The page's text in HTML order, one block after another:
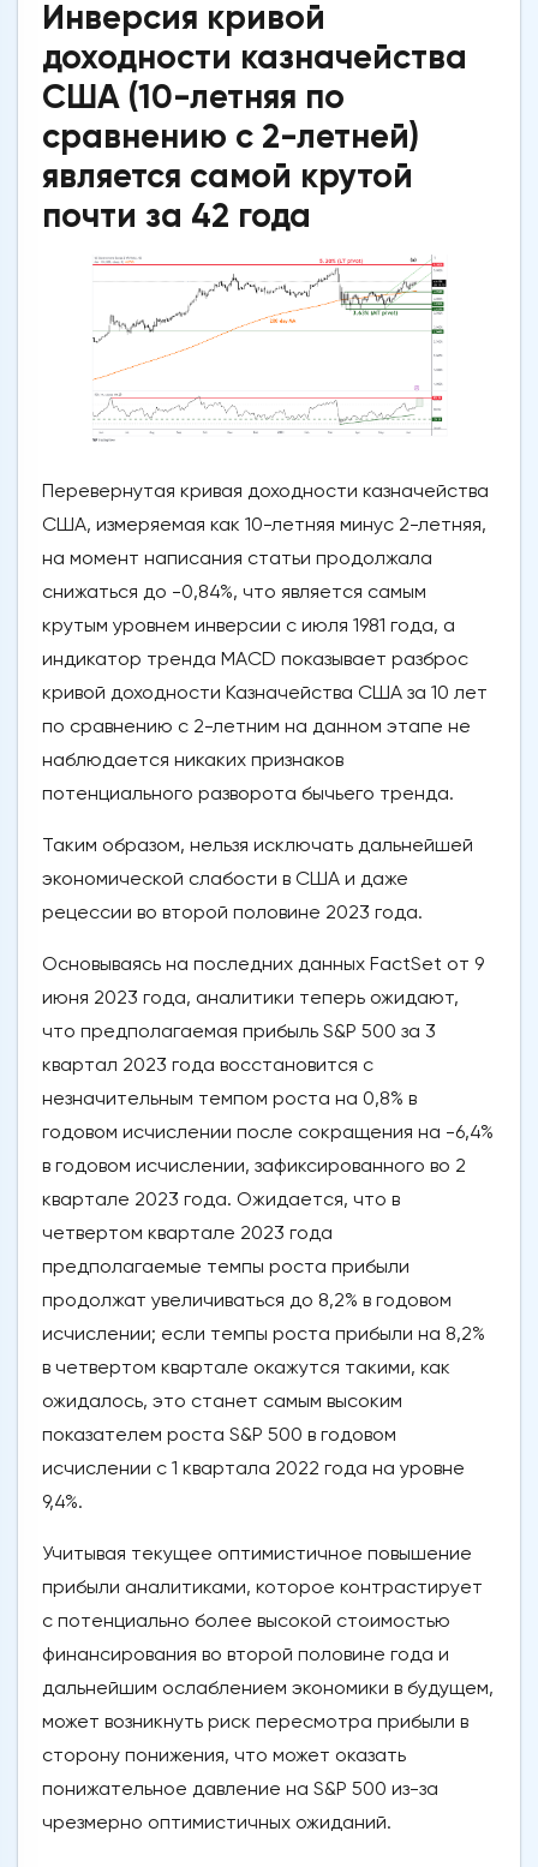
Инверсия кривой
доходности казначейства
США (10-летняя по
сравнению с 2-летней)
является самой крутой
почти за 42 года
Перевернутая кривая доходности казначейства
США, измеряемая как 10-летняя минус 2-летняя,
на момент написания статьи продолжала
снижаться до -0,84%, что является самым
крутым уровнем инверсии с июля 1981 года, а
индикатор тренда MACD показывает разброс
кривой доходности Казначейства США за 10 лет
по сравнению с 2-летним на данном этапе не
наблюдается никаких признаков
потенциального разворота бычьего тренда.
Таким образом, нельзя исключать дальнейшей
экономической слабости в США и даже
рецессии во второй половине 2023 года.
Основываясь на последних данных FactSet от 9
июня 2023 года, аналитики теперь ожидают,
что предполагаемая прибыль S&P 500 за 3
квартал 2023 года восстановится с
незначительным темпом роста на 0,8% в
годовом исчислении после сокращения на -6,4%
в годовом исчислении, зафиксированного во 2
квартале 2023 года. Ожидается, что в
четвертом квартале 2023 года
предполагаемые темпы роста прибыли
продолжат увеличиваться до 8,2% в годовом
исчислении; если темпы роста прибыли на 8,2%
в четвертом квартале окажутся такими, как
ожидалось, это станет самым высоким
показателем роста S&P 500 в годовом
исчислении с 1 квартала 2022 года на уровне
9,4%.
Учитывая текущее оптимистичное повышение
прибыли аналитиками, которое контрастирует
с потенциально более высокой стоимостью
финансирования во второй половине года и
дальнейшим ослаблением экономики в будущем,
может возникнуть риск пересмотра прибыли в
сторону понижения, что может оказать
понижательное давление на S&P 500 из-за
чрезмерно оптимистичных ожиданий.